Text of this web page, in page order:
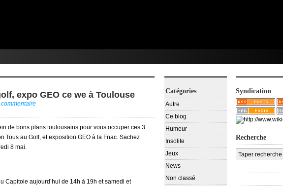
expo GEO ce we à Toulouse
de bons plans toulousains pour vous occuper ces 3
Tous au Golf, et exposition GEO à la Fnac. Sachez
8 mai.
Capitole aujourd’hui de 14h à 19h et samedi et
Catégories
Autre
Ce blog
Humeur
Insolite
Jeux
News
Non classé
Syndication
Recherche